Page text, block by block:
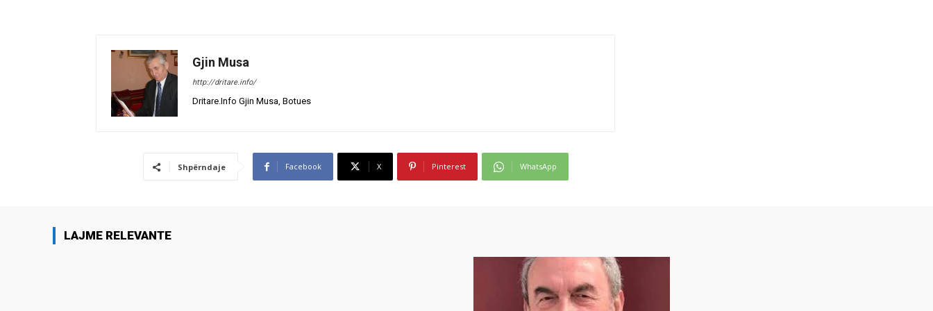
Gjin Musa
http://dritare.info/
Dritare.Info Gjin Musa, Botues
Shpërndaje Facebook X Pinterest WhatsApp
LAJME RELEVANTE